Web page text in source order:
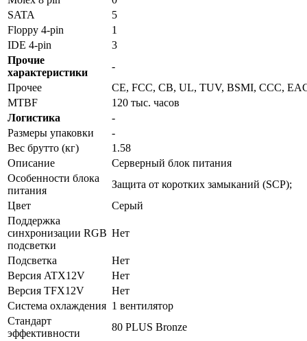
SATA
5
Floppy 4-pin
1
IDE 4-pin
3
Прочие
характеристики
-
Прочее
CE, FCC, CB, UL, TUV, BSMI, CCC,
MTBF
120 тыс. часов
Логистика
-
Размеры упаковки
-
Вес брутто (кг)
1.58
Описание
Серверный блок питания
Особенности блока
питания
Защита от коротких замыканий (SCP);
Цвет
Серый
Поддержка
синхронизации RGB
подсветки
Нет
Подсветка
Нет
Версия ATX12V
Нет
Версия TFX12V
Нет
Система охлаждения 1 вентилятор
Стандарт
эффективности
80 PLUS Bronze